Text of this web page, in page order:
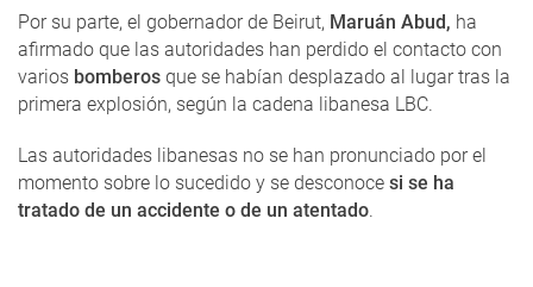
Por su parte, el gobernador de Beirut, Maruán Abud, ha
afirmado que las autoridades han perdido el contacto con
varios bomberos que se habían desplazado al lugar tras la
primera explosión, según la cadena libanesa LBC.
Las autoridades libanesas no se han pronunciado por el
momento sobre lo sucedido y se desconoce si se ha
tratado de un accidente o de un atentado.